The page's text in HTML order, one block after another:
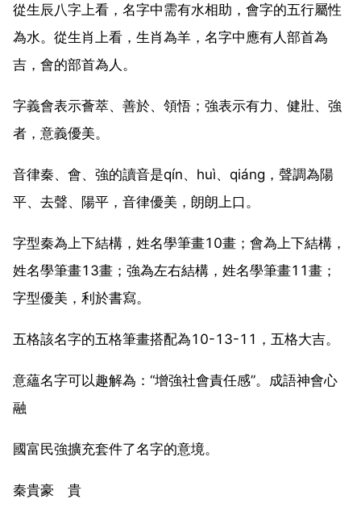
從生辰八字上看，名字中需有水相助，會字的五行屬性
為水。從生肖上看，生肖為羊，名字中應有人部首為
吉，會的部首為人。
字義會表示薈萃、善於、領悟；強表示有力、健壯、強
者，意義優美。
音律秦、會、強的讀音是qín、huì、qiáng，聲調為陽
平、去聲、陽平，音律優美，朗朗上口。
字型秦為上下結構，姓名學筆畫10畫；會為上下結構，
姓名學筆畫13畫；強為左右結構，姓名學筆畫11畫；
字型優美，利於書寫。
五格該名字的五格筆畫搭配為10-13-11，五格大吉。
意蘊名字可以趣解為：“增強社會責任感”。成語神會心
融
國富民強擴充套件了名字的意境。
秦貴豪 貴